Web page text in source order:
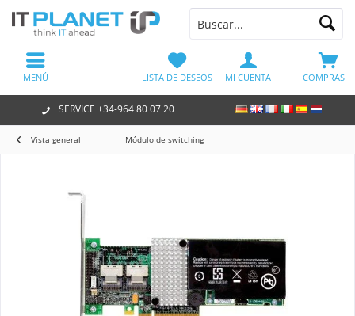
SERVICE +34-964 80 07 20
COMPRAS
LISTA DE DESEOS MI CUENTA
MENÚ
Vista general Módulo de switching